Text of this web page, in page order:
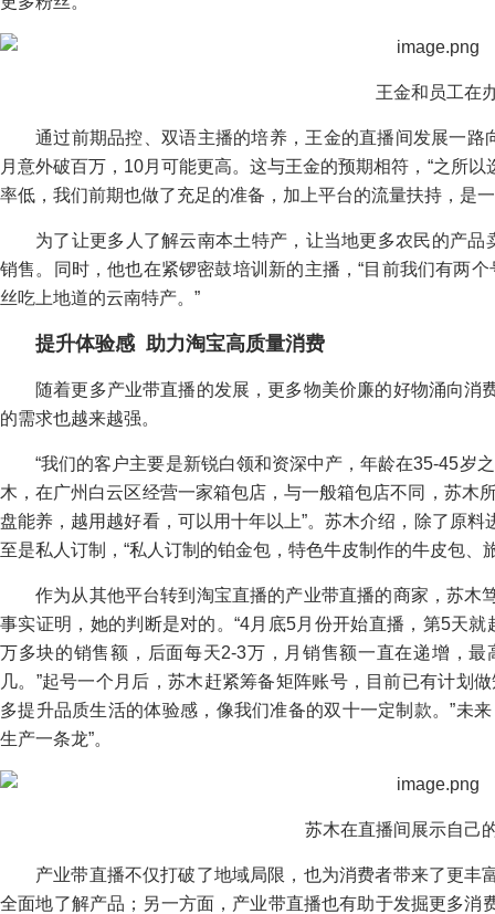
王金和员工在
通过前期品控、双语主播的培养，王金的直播间发展一
月意外破百万，10月可能更高。这与王金的预期相符，“之所
率低，我们前期也做了充足的准备，加上平台的流量扶持，是
为了让更多人了解云南本土特产，让当地更多农民的产品
销售。同时，他也在紧锣密鼓培训新的主播，“目前我们有两
丝吃上地道的云南特产。”
提升体验感 助力淘宝高质量消费
随着更多产业带直播的发展，更多物美价廉的好物涌向
的需求也越来越强。
“我们的客户主要是新锐白领和资深中产，年龄在35-45岁
木，在广州白云区经营一家箱包店，与一般箱包店不同，苏木
盘能养，越用越好看，可以用十年以上”。苏木介绍，除了原
至是私人订制，“私人订制的铂金包，特色牛皮制作的牛皮包、
作为从其他平台转到淘宝直播的产业带直播的商家，苏木
事实证明，她的判断是对的。“4月底5月份开始直播，第5天
万多块的销售额，后面每天2-3万，月销售额一直在递增，
几。”起号一个月后，苏木赶紧筹备矩阵账号，目前已有计划
多提升品质生活的体验感，像我们准备的双十一定制款。”未
生产一条龙”。
苏木在直播间展示自己
产业带直播不仅打破了地域局限，也为消费者带来了更丰
全面地了解产品；另一方面，产业带直播也有助于发掘更多消